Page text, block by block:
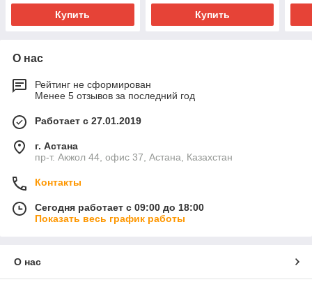
Купить Купить
О нас
Рейтинг не сформирован
Менее 5 отзывов за последний год
Работает с 27.01.2019
г. Астана
пр-т. Акжол 44, офис 37, Астана, Казахстан
Контакты
Сегодня работает с 09:00 до 18:00
Показать весь график работы
О нас